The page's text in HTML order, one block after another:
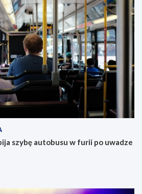
szybę autobusu w furii po uwadze